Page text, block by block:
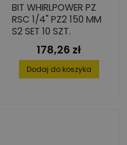
BIT WHIRLPOWER PZ
RSC 1/4" PZ2 150 MM
S2 SET 10 SZT.
Cena
178,26 zł
Dodaj do koszyka